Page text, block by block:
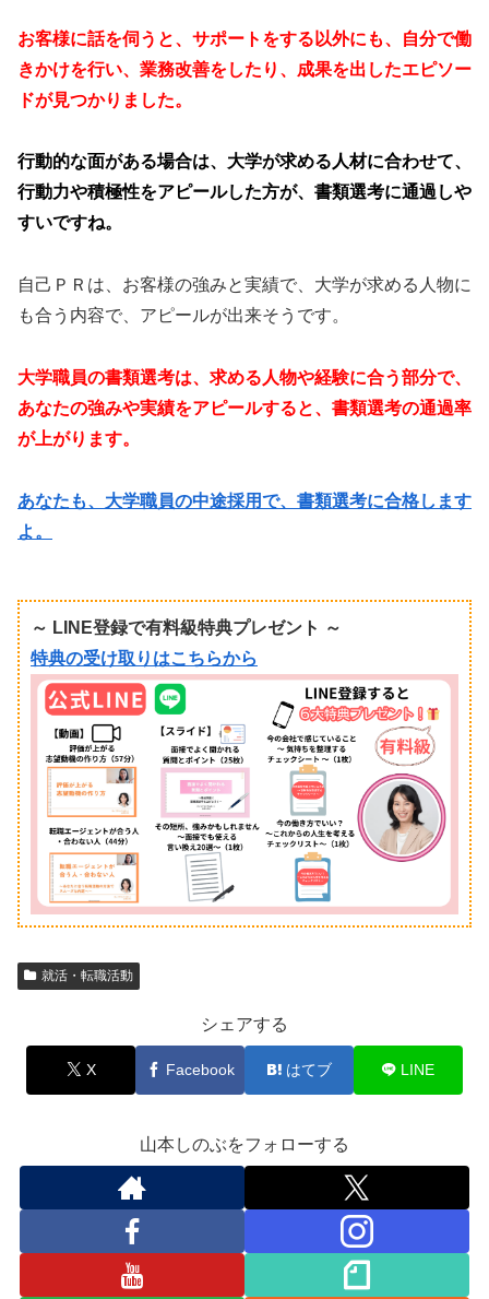
お客様に話を伺うと、サポートをする以外にも、自分で働
きかけを行い、業務改善をしたり、成果を出したエピソー
ドが見つかりました。
行動的な面がある場合は、大学が求める人材に合わせて、
行動力や積極性をアピールした方が、書類選考に通過しや
すいですね。
自己ＰＲは、お客様の強みと実績で、大学が求める人物に
も合う内容で、アピールが出来そうです。
大学職員の書類選考は、求める人物や経験に合う部分で、
あなたの強みや実績をアピールすると、書類選考の通過率
が上がります。
あなたも、大学職員の中途採用で、書類選考に合格します
よ。
～ LINE登録で有料級特典プレゼント ～
特典の受け取りはこちらから
就活・転職活動
シェアする
X Facebook はてブ LINE
山本しのぶをフォローする